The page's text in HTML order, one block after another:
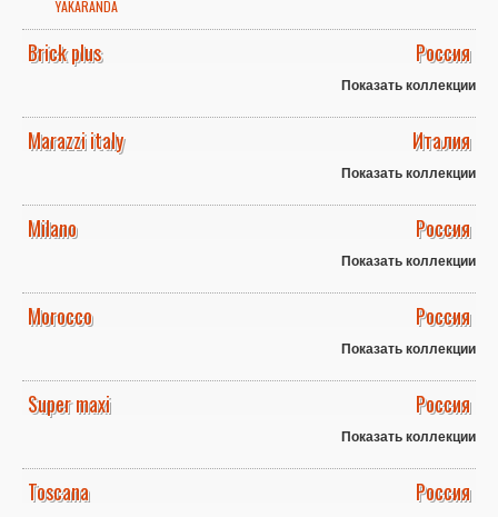
YAKARANDA
Brick plus Россия
Показать коллекции
Marazzi italy Италия
Показать коллекции
Milano Россия
Показать коллекции
Morocco Россия
Показать коллекции
Super maxi Россия
Показать коллекции
Toscana Россия